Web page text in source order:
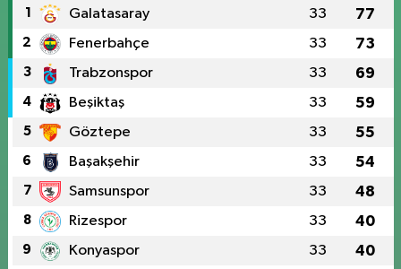
1 Galatasaray 33 77
2 Fenerbahçe 33 73
3 Trabzonspor 33 69
4 Beşiktaş 33 59
5 Göztepe 33 55
6 Başakşehir 33 54
7 Samsunspor 33 48
8 Rizespor 33 40
9 Konyaspor 33 40